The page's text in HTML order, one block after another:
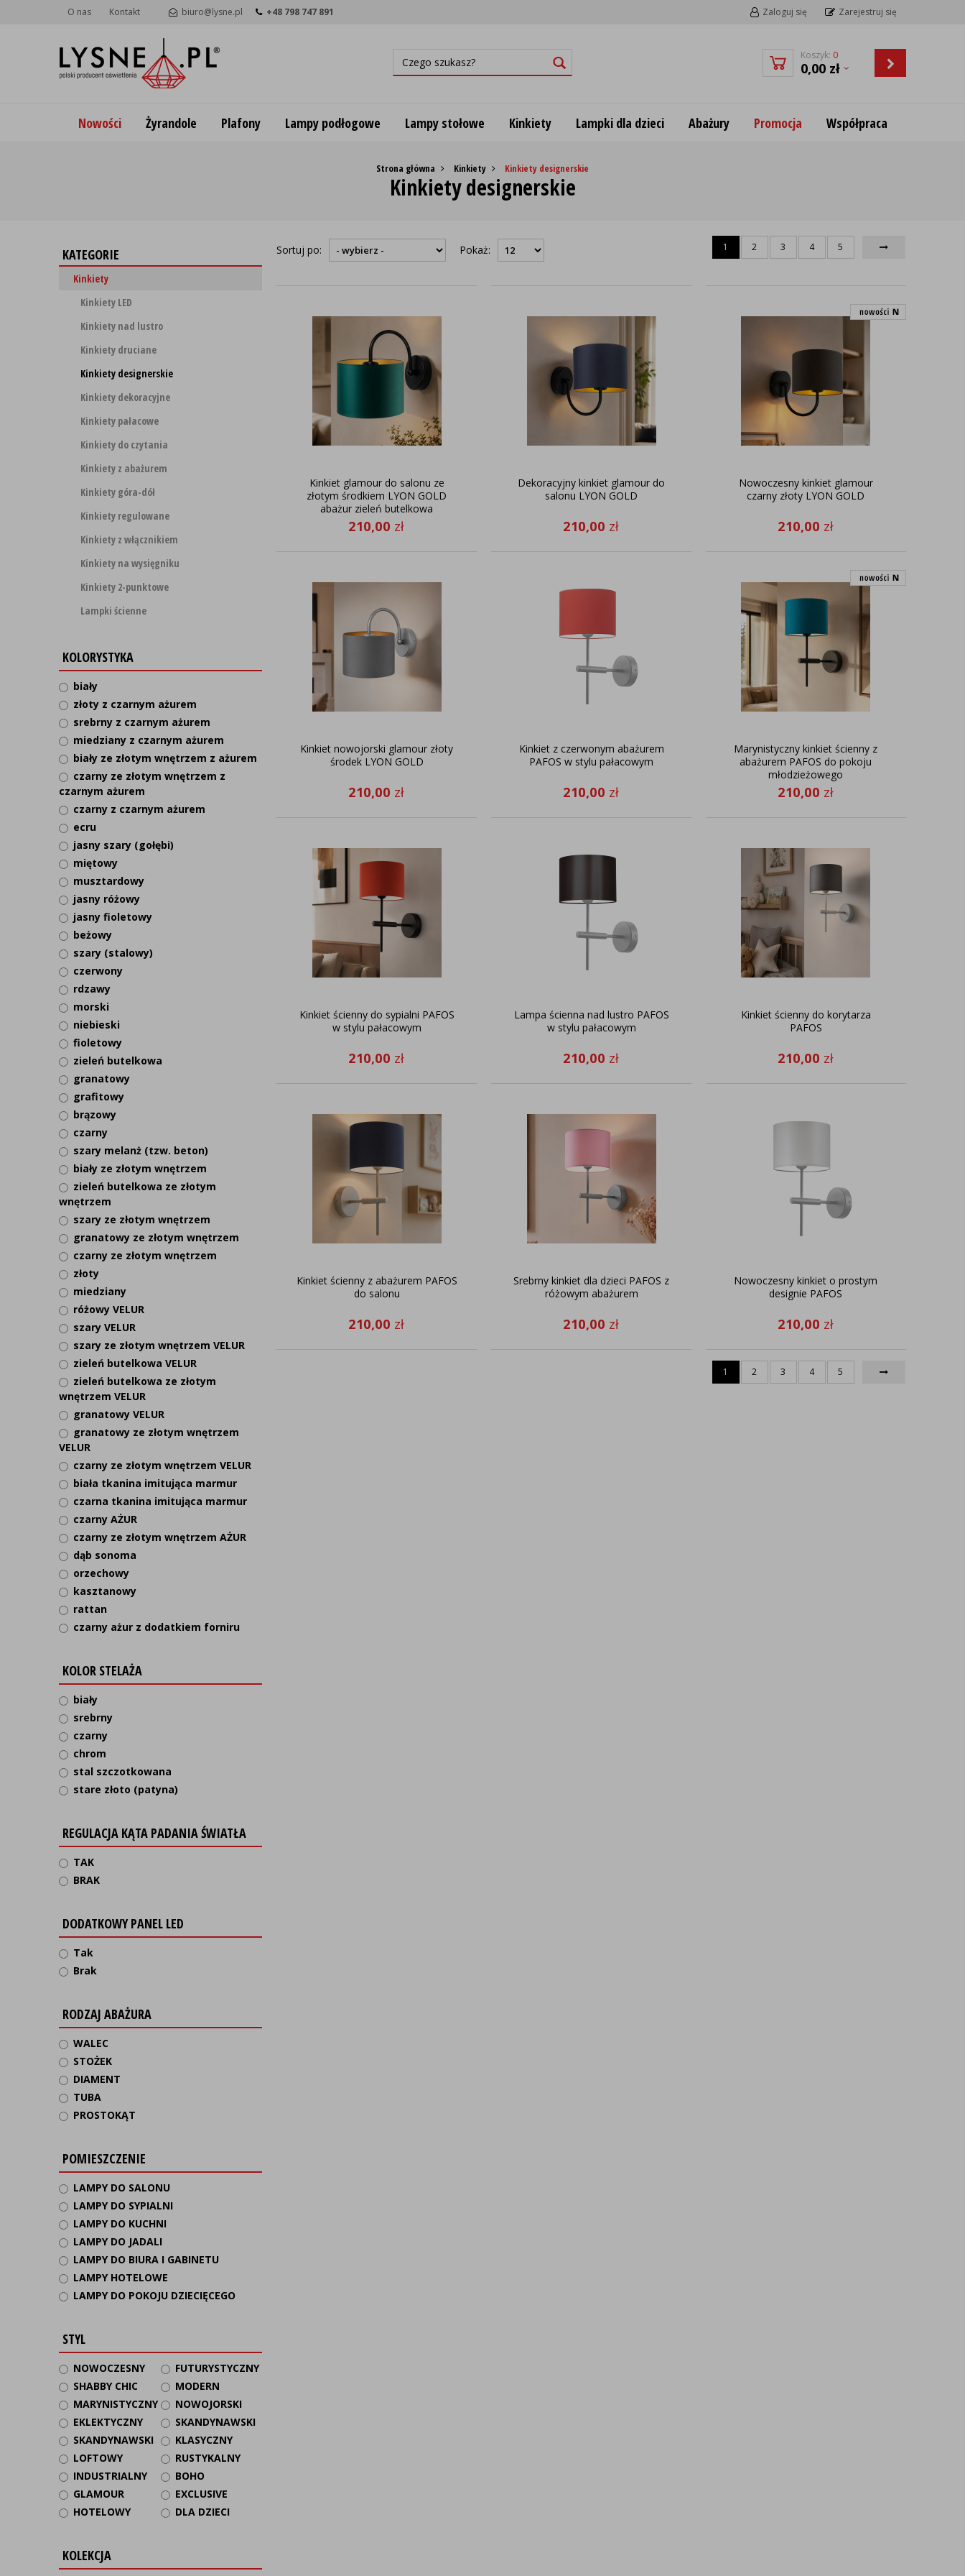
O nas Kontakt biuro@lysne.pl +48 798 747 891 Zaloguj się Zarejestruj się
Koszyk: 0
0,00 zł
Nowości Żyrandole Plafony Lampy podłogowe Lampy stołowe Kinkiety Lampki dla dzieci Abażury Promocja Współpraca
Strona główna Kinkiety Kinkiety designerskie
Kinkiety designerskie
KATEGORIE
Kinkiety
Kinkiety LED
Kinkiety nad lustro
Kinkiety druciane
Kinkiety designerskie
Kinkiety dekoracyjne
Kinkiety pałacowe
Kinkiety do czytania
Kinkiety z abażurem
Kinkiety góra-dół
Kinkiety regulowane
Kinkiety z włącznikiem
Kinkiety na wysięgniku
Kinkiety 2-punktowe
Lampki ścienne
KOLORYSTYKA
biały
złoty z czarnym ażurem
srebrny z czarnym ażurem
miedziany z czarnym ażurem
biały ze złotym wnętrzem z ażurem
czarny ze złotym wnętrzem z
czarnym ażurem
czarny z czarnym ażurem
ecru
jasny szary (gołębi)
miętowy
musztardowy
jasny różowy
jasny fioletowy
beżowy
szary (stalowy)
czerwony
rdzawy
morski
niebieski
fioletowy
zieleń butelkowa
granatowy
grafitowy
brązowy
czarny
szary melanż (tzw. beton)
biały ze złotym wnętrzem
zieleń butelkowa ze złotym
wnętrzem
szary ze złotym wnętrzem
granatowy ze złotym wnętrzem
czarny ze złotym wnętrzem
złoty
miedziany
różowy VELUR
szary VELUR
szary ze złotym wnętrzem VELUR
zieleń butelkowa VELUR
zieleń butelkowa ze złotym
wnętrzem VELUR
granatowy VELUR
granatowy ze złotym wnętrzem
VELUR
czarny ze złotym wnętrzem VELUR
biała tkanina imitująca marmur
czarna tkanina imitująca marmur
czarny AŻUR
czarny ze złotym wnętrzem AŻUR
dąb sonoma
orzechowy
kasztanowy
rattan
czarny ażur z dodatkiem forniru
KOLOR STELAŻA
biały
srebrny
czarny
chrom
stal szczotkowana
stare złoto (patyna)
REGULACJA KĄTA PADANIA ŚWIATŁA
TAK
BRAK
DODATKOWY PANEL LED
Tak
Brak
RODZAJ ABAŻURA
WALEC
STOŻEK
DIAMENT
TUBA
PROSTOKĄT
POMIESZCZENIE
LAMPY DO SALONU
LAMPY DO SYPIALNI
LAMPY DO KUCHNI
LAMPY DO JADALI
LAMPY DO BIURA I GABINETU
LAMPY HOTELOWE
LAMPY DO POKOJU DZIECIĘCEGO
STYL
NOWOCZESNY
FUTURYSTYCZNY
SHABBY CHIC
MODERN
MARYNISTYCZNY
NOWOJORSKI
EKLEKTYCZNY
SKANDYNAWSKI
SKANDYNAWSKI
KLASYCZNY
LOFTOWY
RUSTYKALNY
INDUSTRIALNY
BOHO
GLAMOUR
EXCLUSIVE
HOTELOWY
DLA DZIECI
KOLEKCJA
Sortuj po: Pokaż: 1 2 3 4 5
Kinkiet glamour do salonu ze
złotym środkiem LYON GOLD
abażur zieleń butelkowa
210,00 zł
Dekoracyjny kinkiet glamour do
salonu LYON GOLD
210,00 zł
Nowoczesny kinkiet glamour
czarny złoty LYON GOLD
210,00 zł
Kinkiet nowojorski glamour złoty
środek LYON GOLD
210,00 zł
Kinkiet z czerwonym abażurem
PAFOS w stylu pałacowym
210,00 zł
Marynistyczny kinkiet ścienny z
abażurem PAFOS do pokoju
młodzieżowego
210,00 zł
Kinkiet ścienny do sypialni PAFOS
w stylu pałacowym
210,00 zł
Lampa ścienna nad lustro PAFOS
w stylu pałacowym
210,00 zł
Kinkiet ścienny do korytarza
PAFOS
210,00 zł
Kinkiet ścienny z abażurem PAFOS
do salonu
210,00 zł
Srebrny kinkiet dla dzieci PAFOS z
różowym abażurem
210,00 zł
Nowoczesny kinkiet o prostym
designie PAFOS
210,00 zł
1 2 3 4 5